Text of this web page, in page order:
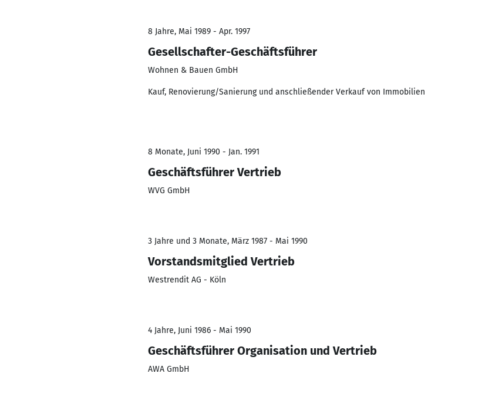
8 Jahre, Mai 1989 - Apr. 1997
Gesellschafter-Geschäftsführer
Wohnen & Bauen GmbH
Kauf, Renovierung/Sanierung und anschließender Verkauf von Immobilien
8 Monate, Juni 1990 - Jan. 1991
Geschäftsführer Vertrieb
WVG GmbH
3 Jahre und 3 Monate, März 1987 - Mai 1990
Vorstandsmitglied Vertrieb
Westrendit AG - Köln
4 Jahre, Juni 1986 - Mai 1990
Geschäftsführer Organisation und Vertrieb
AWA GmbH